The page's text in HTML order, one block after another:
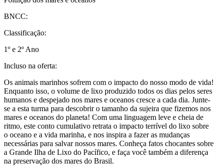
BNCC:
Classificação:
1º e 2º Ano
Incluso na oferta:
Os animais marinhos sofrem com o impacto do nosso modo de vida!
Enquanto isso, o volume de lixo produzido todos os dias pelos seres
humanos e despejado nos mares e oceanos cresce a cada dia. Junte-
se a esta turma para descobrir o tamanho da sujeira que fizemos nos
mares e oceanos do planeta! Com uma linguagem leve e cheia de
ritmo, este conto cumulativo retrata o impacto terrível do lixo sobre
o oceano e a vida marinha, e nos inspira a fazer as mudanças
necessárias para salvar nossos mares. Conheça fatos chocantes sobre
a Grande Ilha de Lixo do Pacífico, e faça você também a diferença
na preservação dos mares do Brasil.